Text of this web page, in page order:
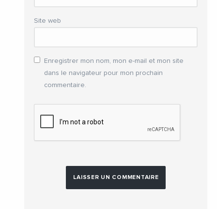
Site web
Enregistrer mon nom, mon e-mail et mon site
dans le navigateur pour mon prochain
commentaire.